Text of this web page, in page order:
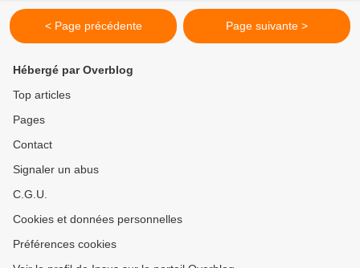
< Page précédente Page suivante >
Hébergé par Overblog
Top articles
Pages
Contact
Signaler un abus
C.G.U.
Cookies et données personnelles
Préférences cookies